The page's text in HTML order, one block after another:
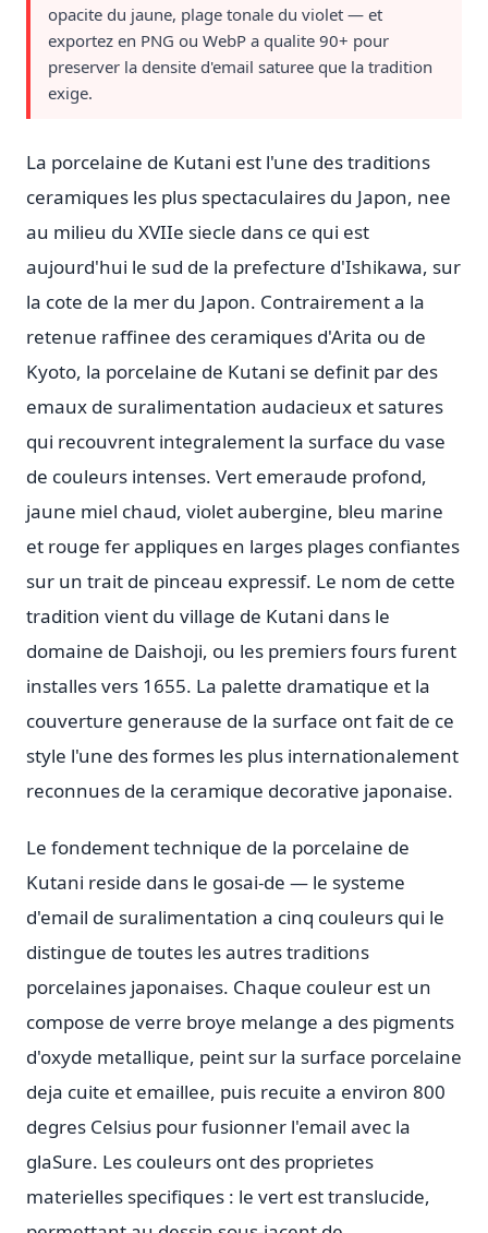
opacite du jaune, plage tonale du violet — et
exportez en PNG ou WebP a qualite 90+ pour
preserver la densite d'email saturee que la tradition
exige.
La porcelaine de Kutani est l'une des traditions
ceramiques les plus spectaculaires du Japon, nee
au milieu du XVIIe siecle dans ce qui est
aujourd'hui le sud de la prefecture d'Ishikawa, sur
la cote de la mer du Japon. Contrairement a la
retenue raffinee des ceramiques d'Arita ou de
Kyoto, la porcelaine de Kutani se definit par des
emaux de suralimentation audacieux et satures
qui recouvrent integralement la surface du vase
de couleurs intenses. Vert emeraude profond,
jaune miel chaud, violet aubergine, bleu marine
et rouge fer appliques en larges plages confiantes
sur un trait de pinceau expressif. Le nom de cette
tradition vient du village de Kutani dans le
domaine de Daishoji, ou les premiers fours furent
installes vers 1655. La palette dramatique et la
couverture generause de la surface ont fait de ce
style l'une des formes les plus internationalement
reconnues de la ceramique decorative japonaise.
Le fondement technique de la porcelaine de
Kutani reside dans le gosai-de — le systeme
d'email de suralimentation a cinq couleurs qui le
distingue de toutes les autres traditions
porcelaines japonaises. Chaque couleur est un
compose de verre broye melange a des pigments
d'oxyde metallique, peint sur la surface porcelaine
deja cuite et emaillee, puis recuite a environ 800
degres Celsius pour fusionner l'email avec la
glaSure. Les couleurs ont des proprietes
materielles specifiques : le vert est translucide,